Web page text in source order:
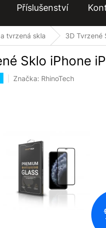
Příslušenství
a tvrzená skla 3D Tvrzené
Sklo iPhone
Značka: RhinoTech